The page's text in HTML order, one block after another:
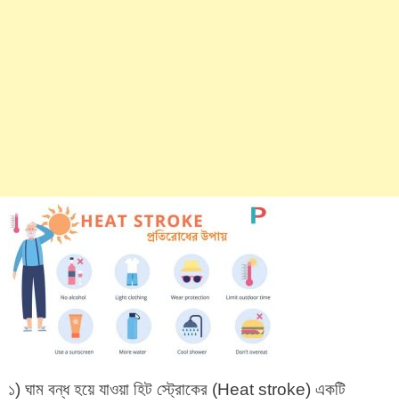
১) ঘাম বন্ধ হয়ে যাওয়া হিট স্ট্রোকের (Heat stroke) একটি